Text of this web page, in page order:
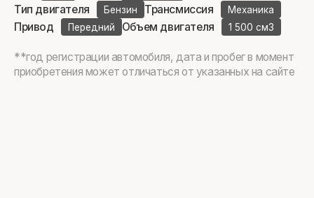
Тип двигателя Бензин Трансмиссия Механика
Привод Передний Объем двигателя 1 500 см3
**год регистрации автомобиля, дата и пробег в момент
приобретения может отличаться от указанных на сайте